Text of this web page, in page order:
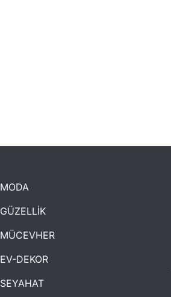
MODA
GÜZELLİK
MÜCEVHER
EV-DEKOR
SEYAHAT